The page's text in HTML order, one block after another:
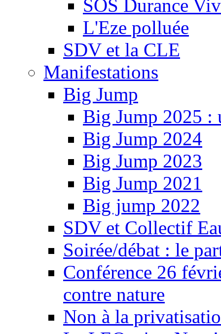
SOS Durance
L'Eze polluée
SDV et la CLE
Manifestations
Big Jump
Big Jump 2025 :
Big Jump 2024
Big Jump 2023
Big Jump 2021
Big jump 2022
SDV et Collectif
Soirée/débat : le
Conférence 26
contre nature
Non à la